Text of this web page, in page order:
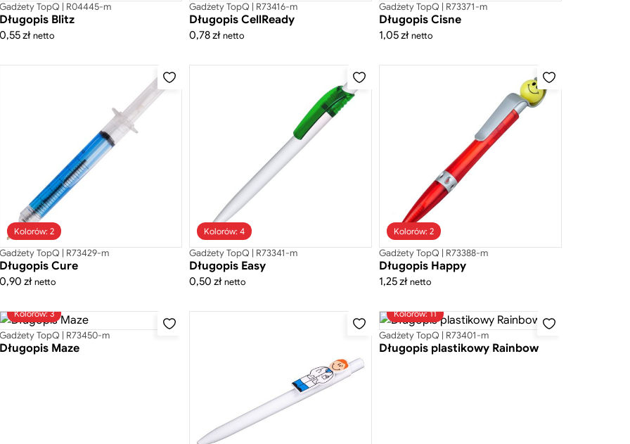
Gadżety TopQ | R04445-m
Długopis Blitz
0,55złnetto
Gadżety TopQ | R73416-m
Długopis CellReady
0,78złnetto
Gadżety TopQ | R73371-m
Długopis Cisne
1,05złnetto
Kolorów: 2
Gadżety TopQ | R73429-m
Długopis Cure
0,90 złnetto
Kolorów: 4
Gadżety TopQ | R73341-m
Długopis Easy
0,50 złnetto
Kolorów: 2
Gadżety TopQ | R73388-m
Długopis Happy
1,25złnetto
Kolorów: 3
Gadżety TopQ | R73450-m
Długopis Maze
Kolorów: 11
Gadżety TopQ | R73401-m
Długopis plastikowy Rainbow